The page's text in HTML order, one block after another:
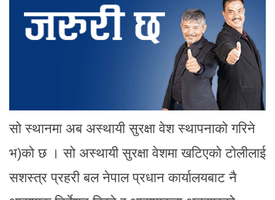
सो स्थानमा अब अस्थायी सुरक्षा वेश स्थापनाको गरिने
भ)को छ । सो अस्थायी सुरक्षा वेशमा खटिएको टोलीलाई
सशस्त्र प्रहरी बल नेपाल प्रधान कार्यालयबाट नै